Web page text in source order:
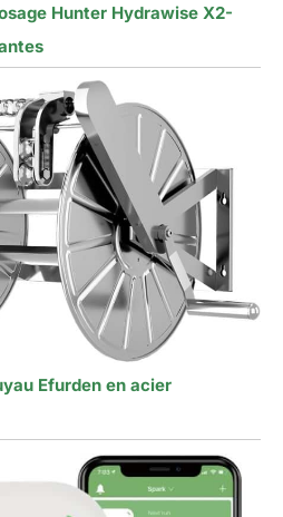
Hunter Hydrawise X2-
Efurden en acier